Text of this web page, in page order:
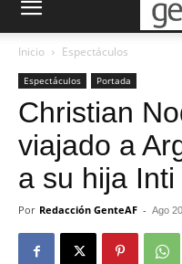
Inicio Espectáculos
Espectáculos Portada
Christian
viajado a
a su hija Inti
Por Redacción GenteAF - Ago